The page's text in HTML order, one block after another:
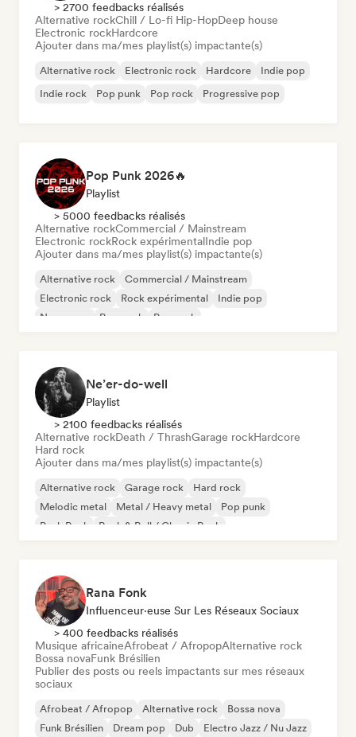
> 2700 feedbacks réalisés
Alternative rockChill / Lo-fi Hip-HopDeep house
Electronic rockHardcore
Ajouter dans ma/mes playlist(s) impactante(s)
Alternative rock Electronic rock Hardcore
Indie pop
Indie rock
Pop punk Pop rock Progressive pop
Pop Punk 2026🔥
Playlist
> 5000 feedbacks réalisés
Alternative rockCommercial / Mainstream
Electronic rockRock expérimentalIndie pop
Ajouter dans ma/mes playlist(s) impactante(s)
Alternative rock
Commercial / Mainstream
Electronic rock
Rock expérimental
Indie pop
New wave
Pop punk Pop rock
Ne’er-do-well
Playlist
> 2100 feedbacks réalisés
Alternative rockDeath / ThrashGarage rockHardcore
Hard rock
Ajouter dans ma/mes playlist(s) impactante(s)
Alternative rock Garage rock
Hard rock
Melodic metal
Metal / Heavy metal
Pop punk
Punk Rock
Rock & Roll / Classic Rock
Rana Fonk
Influenceur·euse Sur Les Réseaux Sociaux
> 400 feedbacks réalisés
Musique africaineAfrobeat / AfropopAlternative rock
Bossa novaFunk Brésilien
Publier des posts ou reels impactants sur mes réseaux
sociaux
Afrobeat / Afropop Alternative rock
Bossa nova
Funk Brésilien
Dream pop Dub Electro Jazz / Nu Jazz